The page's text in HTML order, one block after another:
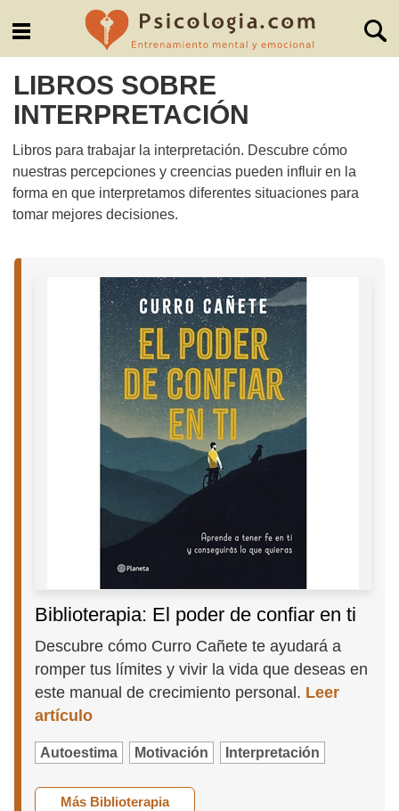
LIBROS SOBRE
INTERPRETACIÓN
Libros para trabajar la interpretación. Descubre cómo
nuestras percepciones y creencias pueden influir en la
forma en que interpretamos diferentes situaciones para
tomar mejores decisiones.
Biblioterapia: El poder de confiar en ti
Descubre cómo Curro Cañete te ayudará a
romper tus límites y vivir la vida que deseas en
este manual de crecimiento personal. Leer
artículo
Autoestima Motivación Interpretación
Más Biblioterapia